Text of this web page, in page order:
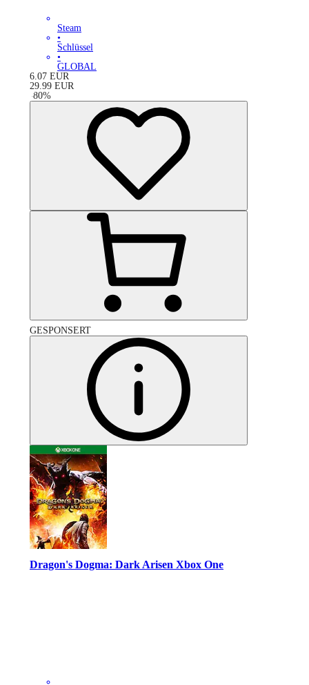
Steam
•
Schlüssel
•
GLOBAL
6.07 EUR
29.99 EUR
-80%
GESPONSERT
Dragon's Dogma: Dark Arisen Xbox One